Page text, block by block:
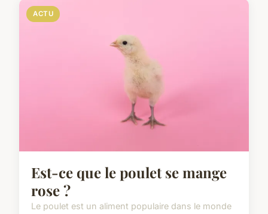
ACTU
Est-ce que le poulet se mange
rose ?
Le poulet est un aliment populaire dans le monde